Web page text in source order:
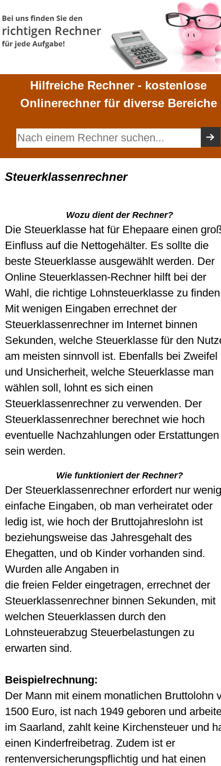
Hilfreiche Rechner - kostenlose
Onlinerechner für diverse Bereiche
Steuerklassenrechner
Wozu dient der Rechner?
Die Steuerklasse hat für Ehepaare einen
Einfluss auf die Nettogehälter. Es sollte die
beste Steuerklasse ausgewählt werden. Der
Online Steuerklassen-Rechner hilft bei der
Wahl, die richtige Lohnsteuerklasse zu
Mit wenigen Eingaben errechnet der
Steuerklassenrechner im Internet binnen
Sekunden, welche Steuerklasse für den
am meisten sinnvoll ist. Ebenfalls bei Zweifel
und Unsicherheit, welche Steuerklasse man
wählen soll, lohnt es sich einen
Steuerklassenrechner zu verwenden. Der
Steuerklassenrechner berechnet wie hoch
eventuelle Nachzahlungen oder Erstattungen
sein werden.
Wie funktioniert der Rechner?
Der Steuerklassenrechner erfordert nur
einfache Eingaben, ob man verheiratet oder
ledig ist, wie hoch der Bruttojahreslohn ist
beziehungsweise das Jahresgehalt des
Ehegatten, und ob Kinder vorhanden sind.
Wurden alle Angaben in
die freien Felder eingetragen, errechnet der
Steuerklassenrechner binnen Sekunden, mit
welchen Steuerklassen durch den
Lohnsteuerabzug Steuerbelastungen zu
erwarten sind.
Beispielrechnung:
Der Mann mit einem monatlichen Bruttolohn
1500 Euro, ist nach 1949 geboren und
im Saarland, zahlt keine Kirchensteuer und
einen Kinderfreibetrag. Zudem ist er
rentenversicherungspflichtig und hat einen